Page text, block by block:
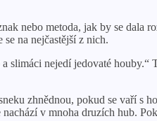
nebo metoda, jak by se dala
na nejčastější z nich.
slimáci nejedí jedovaté houby.“
zhnědnou, pokud se vaří s
v mnoha druzích hub.